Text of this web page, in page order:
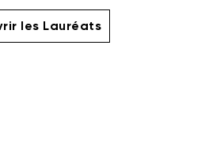
les Lauréats